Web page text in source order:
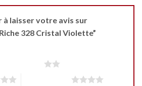
à laisser votre avis sur
328 Cristal Violette”